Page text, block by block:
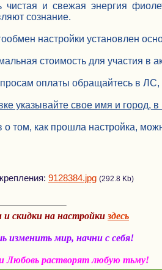
чистая и свежая энергия
сознание.
настройки установлен
стоимость для участия в
оплаты обращайтесь в ЛС,
указывайте свое имя и
о том, как прошла настройка,
9128384.jpg (292.8 Kb)
и скидки на настройки здесь
изменить мир, начни с себя!
Любовь растворят любую тьму!